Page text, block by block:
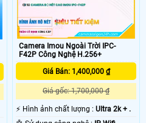
Camera Imou Ngoài Trời IPC-
F42P Công Nghệ H.256+
Giá Bán: 1,400,000 ₫
Giá gốc: 1,700,000 ₫
️⚡ Hình ảnh chất lượng :Ultra 2k + .